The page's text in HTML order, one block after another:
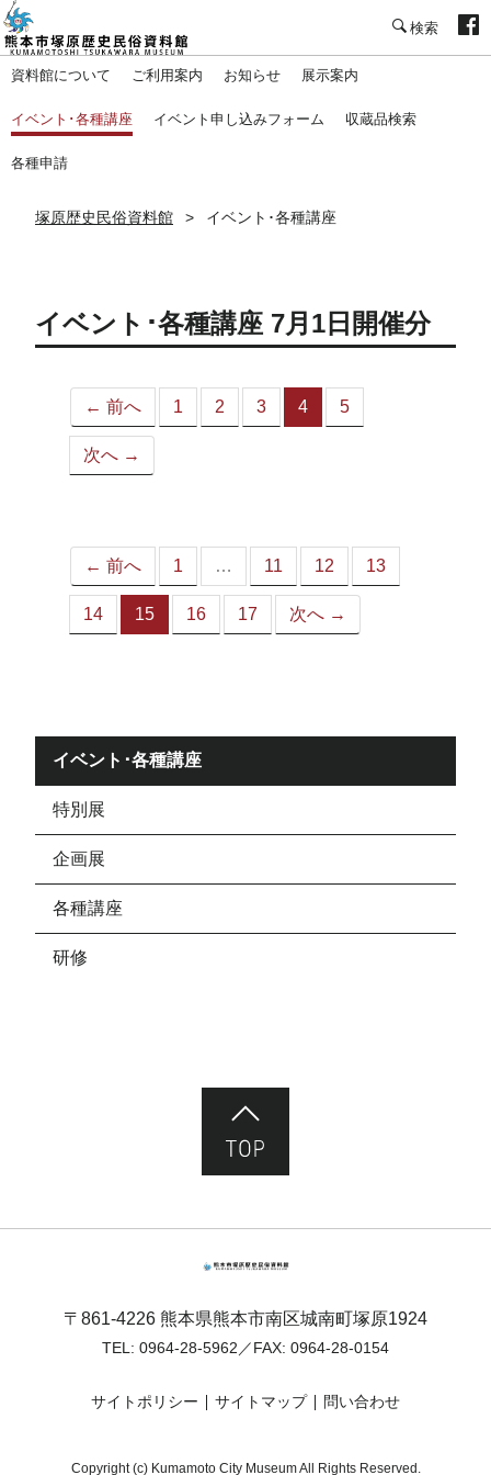
資料館について ご利用案内 お知らせ 展示案内
イベント･各種講座 イベント申し込みフォーム 収蔵品検索
各種申請
塚原歴史民俗資料館 イベント･各種講座
イベント･各種講座 7月1日開催分
← 前へ 1 2 3 4
（こ
5
次へ →
← 前へ 1 … 11 12 13
14 15
（こ
16 17 次へ →
イベント･各種講座
特別展
企画展
各種講座
研修
〒861-4226 熊本県熊本市南区城南町塚原1924
TEL: 0964-28-5962 ／FAX: 0964-28-0154
サイトポリシー サイトマップ 問い合わせ
Copyright (c) Kumamoto City Museum All Rights Reserved.